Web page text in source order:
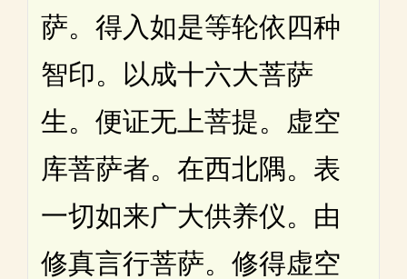
萨。得入如是等轮依四种
智印。以成十六大菩萨
生。便证无上菩提。虚空
库菩萨者。在西北隅。表
一切如来广大供养仪。由
修真言行菩萨。修得虚空